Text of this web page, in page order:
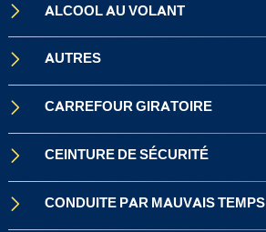
ALCOOL AU VOLANT
AUTRES
CARREFOUR GIRATOIRE
CEINTURE DE SÉCURITÉ
CONDUITE PAR MAUVAIS TEMPS